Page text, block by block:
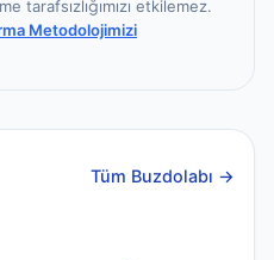
tarafsızlığımızı etkilemez.
Metodolojimizi
Tüm Buzdolabı →